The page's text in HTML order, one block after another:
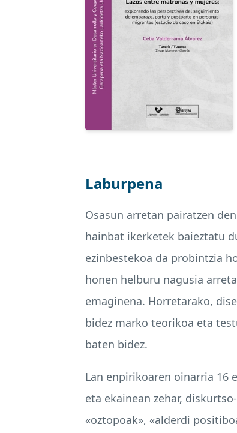
Laburpena
Osasun arretan pairatzen
hainbat ikerketek baieztatu
ezinbestekoa da probintzia
honen helburu nagusia
emaginena. Horretarako,
bidez marko teorikoa eta
baten bidez.
Lan enpirikoaren oinarria 16
eta ekainean zehar,
«oztopoak», «alderdi